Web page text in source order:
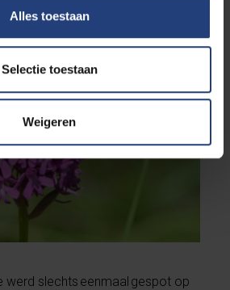
Alles toestaan
Selectie toestaan
Weigeren
werd slechts eenmaal gespot op